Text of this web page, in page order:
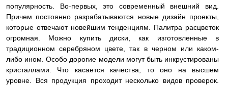
популярность. Во-первых, это современный внешний вид.
Причем постоянно разрабатываются новые дизайн проекты,
которые отвечают новейшим тенденциям. Палитра расцветок
огромная. Можно купить диски, как изготовленные в
традиционном серебряном цвете, так в черном или каком-
либо ином. Особо дорогие модели могут быть инкрустированы
кристаллами. Что касается качества, то оно на высшем
уровне. Вся продукция проходит несколько видов проверок.